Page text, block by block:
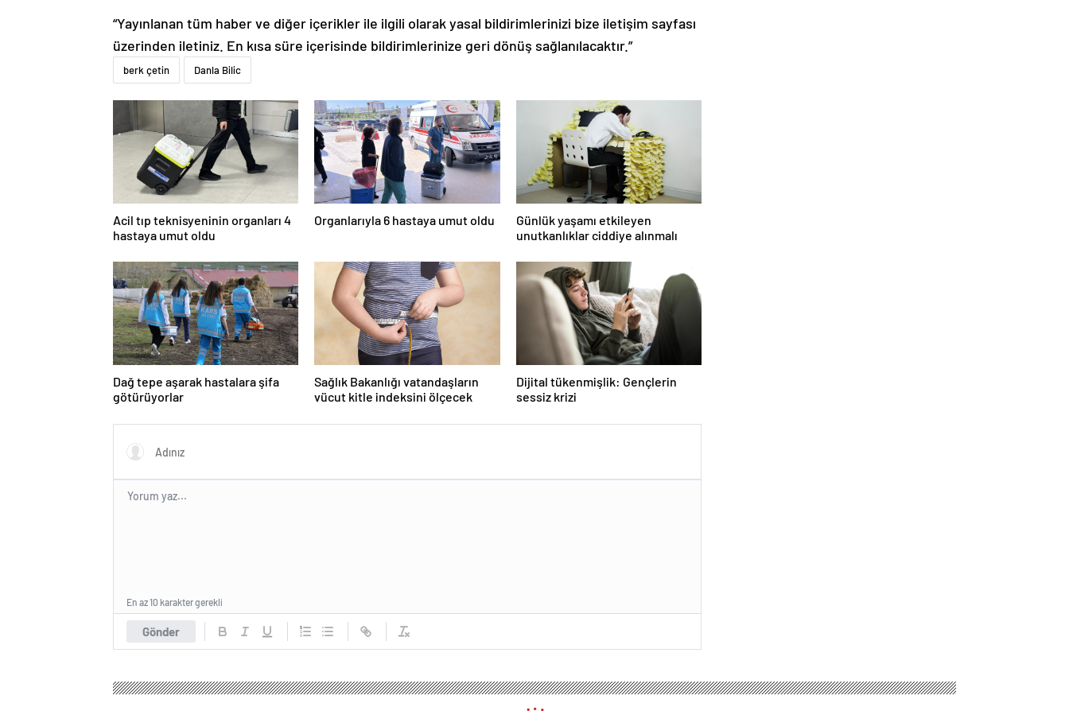
“Yayınlanan tüm haber ve diğer içerikler ile ilgili olarak yasal bildirimlerinizi bize iletişim sayfası
üzerinden iletiniz. En kısa süre içerisinde bildirimlerinize geri dönüş sağlanılacaktır.”
berk çetin Danla Bilic
Acil tıp teknisyeninin organları 4
hastaya umut oldu
Organlarıyla 6 hastaya umut oldu
Günlük yaşamı etkileyen
unutkanlıklar ciddiye alınmalı
Dağ tepe aşarak hastalara şifa
götürüyorlar
Sağlık Bakanlığı vatandaşların
vücut kitle indeksini ölçecek
Dijital tükenmişlik: Gençlerin
sessiz krizi
Gönder
En az 10 karakter gerekli